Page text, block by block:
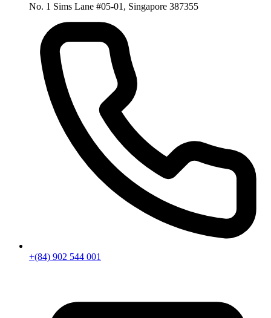
No. 1 Sims Lane #05-01, Singapore 387355
+(84) 902 544 001